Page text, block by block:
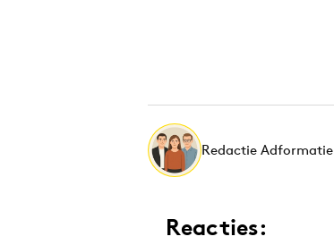
Redactie Adformatie
Reacties: